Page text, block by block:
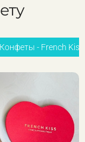
Конфеты - French Kiss